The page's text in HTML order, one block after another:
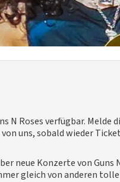
Roses verfügbar. Melde
uns, sobald wieder
neue Konzerte von Guns
gleich von anderen